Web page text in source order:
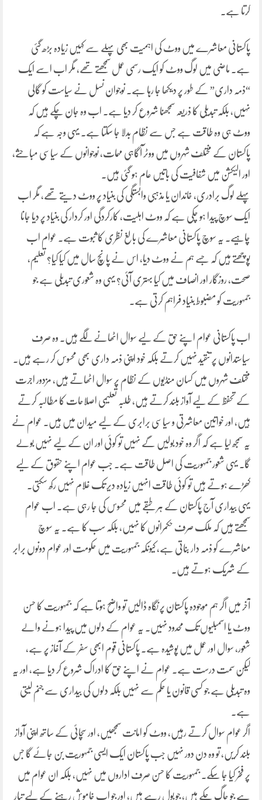
کرتا ہے۔
پاکستانی معاشرے میں ووٹ کی اہمیت بھی پہلے سے کہیں زیادہ بڑھ گئی
ہے۔ ماضی میں لوگ ووٹ کو ایک رسمی عمل سمجھتے تھے، مگر اب اسے ایک
“ذمہ داری” کے طور پر دیکھا جا رہا ہے۔ نوجوان نسل نے سیاست کو گالی
نہیں، بلکہ تبدیلی کا ذریعہ سمجھنا شروع کر دیا ہے۔ اب وہ جان چکے ہیں کہ
ووٹ ہی وہ طاقت ہے جس سے نظام بدلا جا سکتا ہے۔ یہی وجہ ہے کہ
پاکستان کے مختلف شہروں میں ووٹر آگاہی مہمات، نوجوانوں کے سیاسی مباحثے،
اور الیکشن میں شفافیت کی باتیں عام ہو گئی ہیں۔
پہلے لوگ برادری، خاندان یا مذہبی وابستگی کی بنیاد پر ووٹ دیتے تھے، مگر اب
ایک سوچ پیدا ہو چکی ہے کہ ووٹ اہلیت، کارکردگی اور کردار کی بنیاد پر دیا جانا
چاہیے۔ یہ سوچ پاکستانی معاشرے کی بالغ نظری کا ثبوت ہے۔ عوام اب
پوچھتے ہیں کہ جسے ہم نے ووٹ دیا، اس نے پانچ سال میں کیا کیا؟ تعلیم،
صحت، روزگار اور انصاف میں کیا بہتری آئی؟ یہی وہ شعوری تبدیلی ہے جو
جمہوریت کو مضبوط بنیاد فراہم کرتی ہے۔
اب پاکستانی عوام اپنے حق کے لیے سوال اٹھانے لگے ہیں۔ وہ صرف
سیاستدانوں پر تنقید نہیں کرتے بلکہ خود اپنی ذمہ داری بھی محسوس کر رہے ہیں۔
مختلف شہروں میں کسان منڈیوں کے نظام پر سوال اٹھاتے ہیں، مزدور اجرت
کے تحفظ کے لیے آواز بلند کرتے ہیں، طلبہ تعلیمی اصلاحات کا مطالبہ کرتے
ہیں، اور خواتین معاشرتی و سیاسی برابری کے لیے میدان میں ہیں۔ عوام نے
یہ سمجھ لیا ہے کہ اگر وہ خود بولیں گے نہیں تو کوئی اور ان کے لیے نہیں بولے
گا۔ یہی شعور جمہوریت کی اصل طاقت ہے۔ جب عوام اپنے حقوق کے لیے
کھڑے ہوتے ہیں تو کوئی طاقت انہیں زیادہ دیر تک غلام نہیں رکھ سکتی۔
یہی بیداری آج پاکستان کے ہر طبقے میں محسوس کی جا رہی ہے۔ اب عوام
سمجھتے ہیں کہ ملک صرف حکمرانوں کا نہیں، بلکہ سب کا ہے۔ یہ سوچ
معاشرے کو ذمہ دار بناتی ہے، کیونکہ جمہوریت میں حکومت اور عوام دونوں برابر
کے شریک ہوتے ہیں۔
آخر میں اگر ہم موجودہ پاکستان پر نگاہ ڈالیں تو واضح ہوتا ہے کہ جمہوریت کا حسن
ووٹ یا اسمبلیوں تک محدود نہیں۔ یہ عوام کے دلوں میں پیدا ہونے والے
شعور، سوال اور عمل میں پوشیدہ ہے۔ پاکستانی قوم ابھی سفر کے آغاز پر ہے،
لیکن سمت درست ہے۔ عوام نے اپنے حق کا ادراک شروع کر دیا ہے، اور یہ
وہ تبدیلی ہے جو کسی قانون یا حکم سے نہیں بلکہ دلوں کی بیداری سے جنم لیتی
ہے۔
اگر عوام سوال کرتے رہیں، ووٹ کو امانت سمجھیں، اور سچائی کے ساتھ اپنی آواز
بلند کریں، تو وہ دن دور نہیں جب پاکستان ایک ایسی جمہوریت بن جائے گا جس
پر فخر کیا جا سکے۔ جمہوریت کا حسن صرف اداروں میں نہیں، بلکہ ان عوام میں
ہے جو جاگ چکے ہیں، جو بول رہے ہیں، اور جو اب خاموش رہنے کے لیے تیار